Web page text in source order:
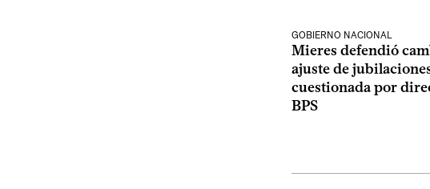
GOBIERNO NACIONAL
Mieres defendió
ajuste de
cuestionada por
BPS